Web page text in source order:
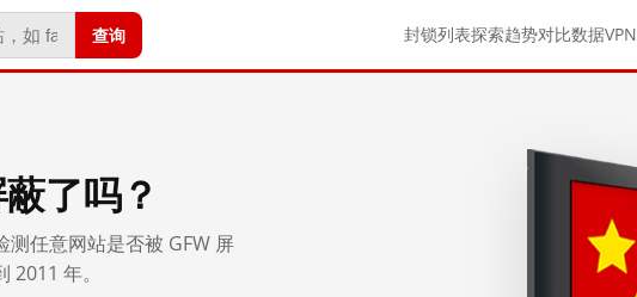
查询 封锁列表探索趋势对比数据VPN
了吗？
任意网站是否被 GFW 屏
年。